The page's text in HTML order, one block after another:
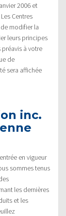
2006 et
Centres
modifier la
leurs principes
à votre
de
sera affichée
inc.
en vigueur
sommes tenus
les dernières
et les